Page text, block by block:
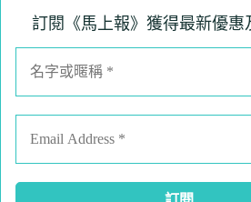
訂閱《馬上報》獲得最新優惠